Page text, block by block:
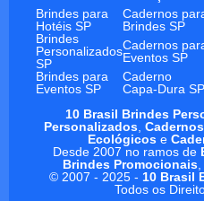
Brindes para
Hotéis SP
Cadernos
Brindes SP
Brindes
Personalizados
SP
Cadernos
Eventos SP
Brindes para
Eventos SP
Caderno
Capa-Dura SP
10 Brasil Brindes
Personalizados,
Ecológicos e
Desde 2007 no ramos de
Brindes Promocionais,
© 2007 - 2025 - 10 Brasil
Todos os